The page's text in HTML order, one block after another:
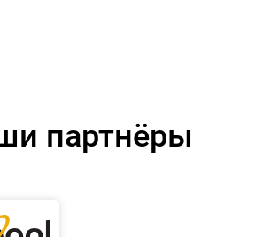
партнёры